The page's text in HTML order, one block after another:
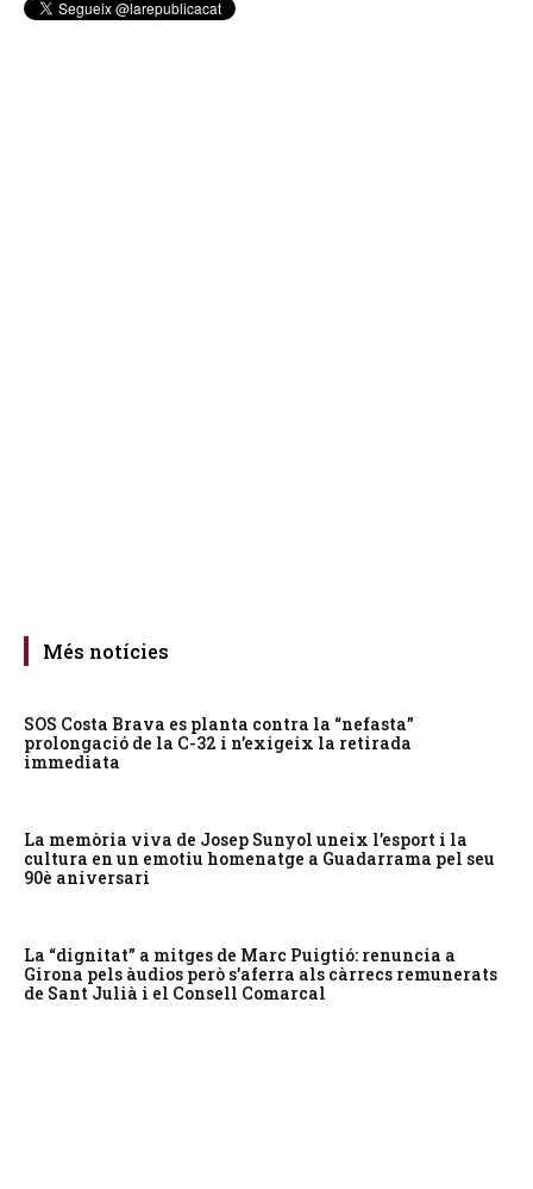
Més notícies
SOS Costa Brava es planta contra la “nefasta”
prolongació de la C-32 i n’exigeix la retirada
immediata
La memòria viva de Josep Sunyol uneix l’esport i la
cultura en un emotiu homenatge a Guadarrama pel seu
90è aniversari
La “dignitat” a mitges de Marc Puigtió: renuncia a
Girona pels àudios però s’aferra als càrrecs remunerats
de Sant Julià i el Consell Comarcal